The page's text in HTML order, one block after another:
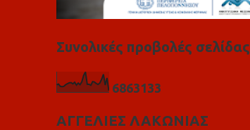
Συνολικές προβολές σελίδας
6863133
ΑΓΓΕΛΙΕΣ ΛΑΚΩΝΙΑΣ